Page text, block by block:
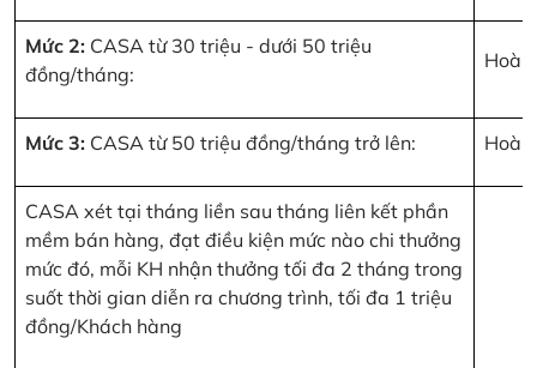
Mức 2: CASA từ 30 triệu - dưới 50 triệu
đồng/tháng:
Mức 3: CASA từ 50 triệu đồng/tháng trở lên:
CASA xét tại tháng liền sau tháng liên kết phần
mềm bán hàng, đạt điều kiện mức nào chi thưởng
mức đó, mỗi KH nhận thưởng tối đa 2 tháng trong
suốt thời gian diễn ra chương trình, tối đa 1 triệu
đồng/Khách hàng